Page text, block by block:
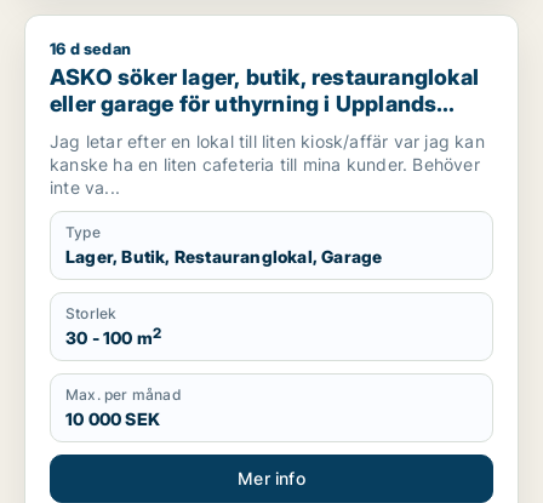
ASKO söker lager, butik, restauranglokal eller garage för
16 d sedan
ASKO söker lager, butik, restauranglokal
eller garage för uthyrning i Upplands
Väsby, Vallentuna eller Järfälla m.fl.
Jag letar efter en lokal till liten kiosk/affär var jag kan
kanske ha en liten cafeteria till mina kunder. Behöver
inte va...
Type
Lager, Butik, Restauranglokal, Garage
Storlek
30 - 100 m2
Max. per månad
10 000 SEK
Mer info